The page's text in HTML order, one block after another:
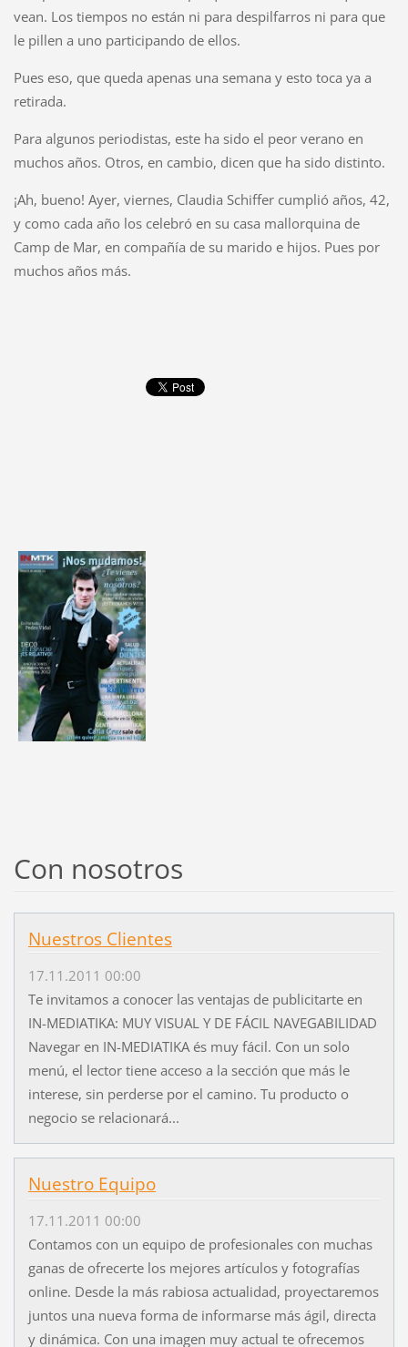
vean. Los tiempos no están ni para despilfarros ni para que
le pillen a uno participando de ellos.
Pues eso, que queda apenas una semana y esto toca ya a
retirada.
Para algunos periodistas, este ha sido el peor verano en
muchos años. Otros, en cambio, dicen que ha sido distinto.
¡Ah, bueno! Ayer, viernes, Claudia Schiffer cumplió años, 42,
y como cada año los celebró en su casa mallorquina de
Camp de Mar, en compañía de su marido e hijos. Pues por
muchos años más.
Con nosotros
Nuestros Clientes
17.11.2011 00:00
Te invitamos a conocer las ventajas de publicitarte en
IN-MEDIATIKA: MUY VISUAL Y DE FÁCIL NAVEGABILIDAD
Navegar en IN-MEDIATIKA és muy fácil. Con un solo
menú, el lector tiene acceso a la sección que más le
interese, sin perderse por el camino. Tu producto o
negocio se relacionará...
Nuestro Equipo
17.11.2011 00:00
Contamos con un equipo de profesionales con muchas
ganas de ofrecerte los mejores artículos y fotografías
online. Desde la más rabiosa actualidad, proyectaremos
juntos una nueva forma de informarse más ágil, directa
y dinámica. Con una imagen muy actual te ofrecemos